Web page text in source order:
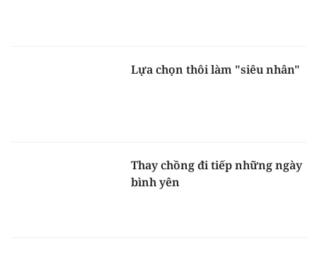
Lựa chọn thôi làm "siêu nhân"
Thay chồng đi tiếp những ngày
bình yên